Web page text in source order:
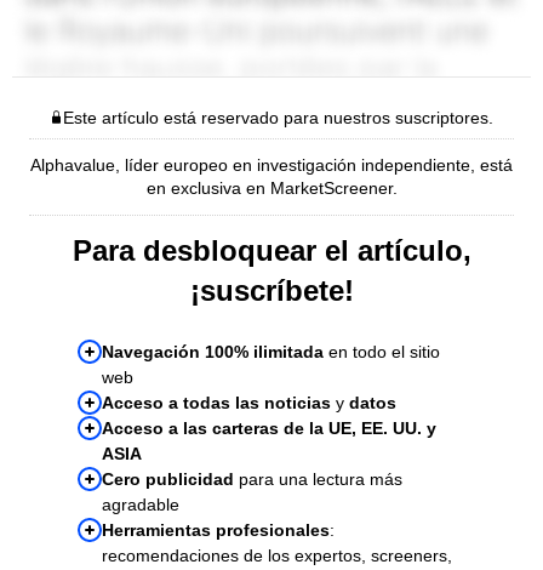
Este artículo está reservado para nuestros suscriptores.
Alphavalue, líder europeo en investigación independiente, está
en exclusiva en MarketScreener.
Para desbloquear el artículo,
¡suscríbete!
Navegación 100% ilimitada en todo el sitio
web
Acceso a todas las noticias y datos
Acceso a las carteras de la UE, EE. UU. y
ASIA
Cero publicidad para una lectura más
agradable
Herramientas profesionales:
recomendaciones de los expertos, screeners,